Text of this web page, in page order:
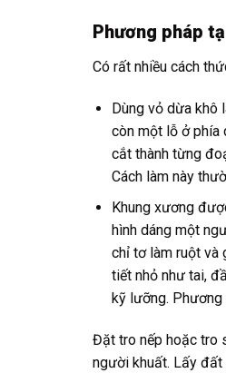
Phương pháp
Có rất nhiều cách
Dùng vỏ dừa khô
còn một lỗ ở phía
cắt thành từng
Cách làm này
Khung xương
hình dáng một
chỉ tơ làm ruột và
tiết nhỏ như tai,
kỹ lưỡng. Phương
Đặt tro nếp hoặc tro
người khuất. Lấy đất